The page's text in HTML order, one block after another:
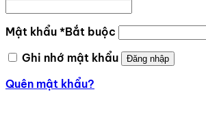
Mật khẩu *Bắt buộc
Ghi nhớ mật khẩu
Đăng nhập
Quên mật khẩu?